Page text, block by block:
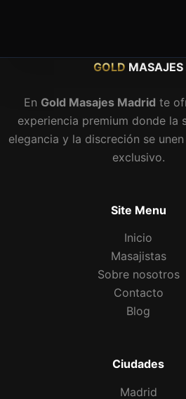
GOLD MASAJES
En Gold Masajes Madrid te
experiencia premium donde la
elegancia y la discreción se
exclusivo.
Site Menu
Inicio
Masajistas
Sobre nosotros
Contacto
Blog
Ciudades
Madrid